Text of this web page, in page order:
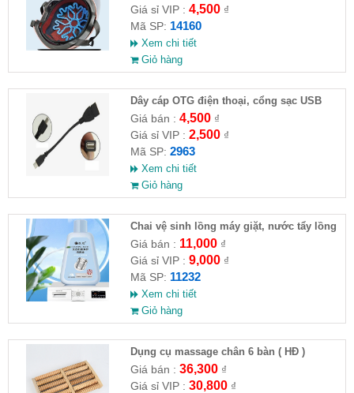
Giá sỉ VIP : 4,500₫
Mã SP: 14160
Xem chi tiết
Giỏ hàng
Dây cáp OTG điện thoại, cổng sạc USB
Giá bán : 4,500₫
Giá sỉ VIP : 2,500₫
Mã SP: 2963
Xem chi tiết
Giỏ hàng
Chai vệ sinh lồng máy giặt, nước tẩy lồng
máy giặt CLEANING FLUID
Giá bán : 11,000₫
Giá sỉ VIP : 9,000₫
Mã SP: 11232
Xem chi tiết
Giỏ hàng
Dụng cụ massage chân 6 bàn ( HĐ )
Giá bán : 36,300₫
Giá sỉ VIP : 30,800₫